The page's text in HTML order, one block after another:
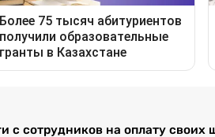
с сотрудников на оплату